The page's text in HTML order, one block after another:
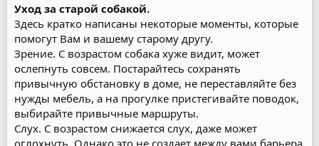
Уход за старой собакой.
Здесь кратко написаны некоторые моменты, которые
помогут Вам и вашему старому другу.
Зрение. С возрастом собака хуже видит, может
ослепнуть совсем. Постарайтесь сохранять
привычную обстановку в доме, не переставляйте без
нужды мебель, а на прогулке пристегивайте поводок,
выбирайте привычные маршруты.
Слух. С возрастом снижается слух, даже может
оглохнуть. Однако это не создает между вами барьера